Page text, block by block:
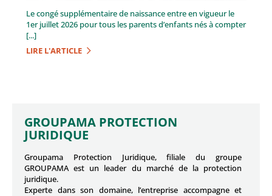
Le congé supplémentaire de naissance entre en vigueur le
1er juillet 2026 pour tous les parents d’enfants nés à compter
[...]
LIRE L'ARTICLE
GROUPAMA PROTECTION
JURIDIQUE
Groupama Protection Juridique, filiale du groupe
GROUPAMA est un leader du marché de la protection
juridique.
Experte dans son domaine, l’entreprise accompagne et